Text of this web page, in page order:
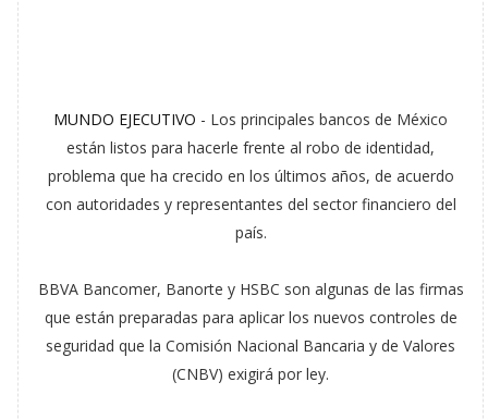
MUNDO EJECUTIVO - Los principales bancos de México
están listos para hacerle frente al robo de identidad,
problema que ha crecido en los últimos años, de acuerdo
con autoridades y representantes del sector financiero del
país.
BBVA Bancomer, Banorte y HSBC son algunas de las firmas
que están preparadas para aplicar los nuevos controles de
seguridad que la Comisión Nacional Bancaria y de Valores
(CNBV) exigirá por ley.